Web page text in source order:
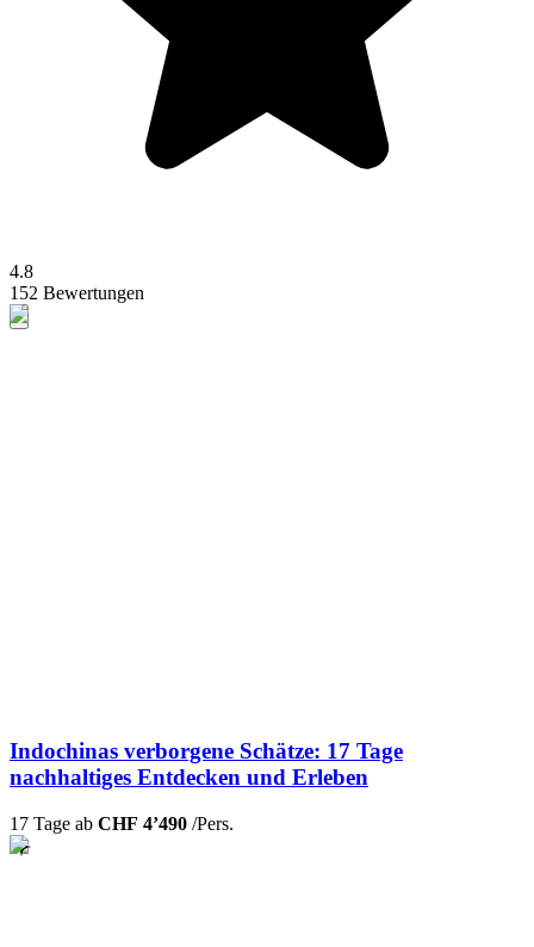
4.8
152 Bewertungen
Indochinas verborgene Schätze: 17 Tage
nachhaltiges Entdecken und Erleben
17 Tage ab CHF 4’490 /Pers.